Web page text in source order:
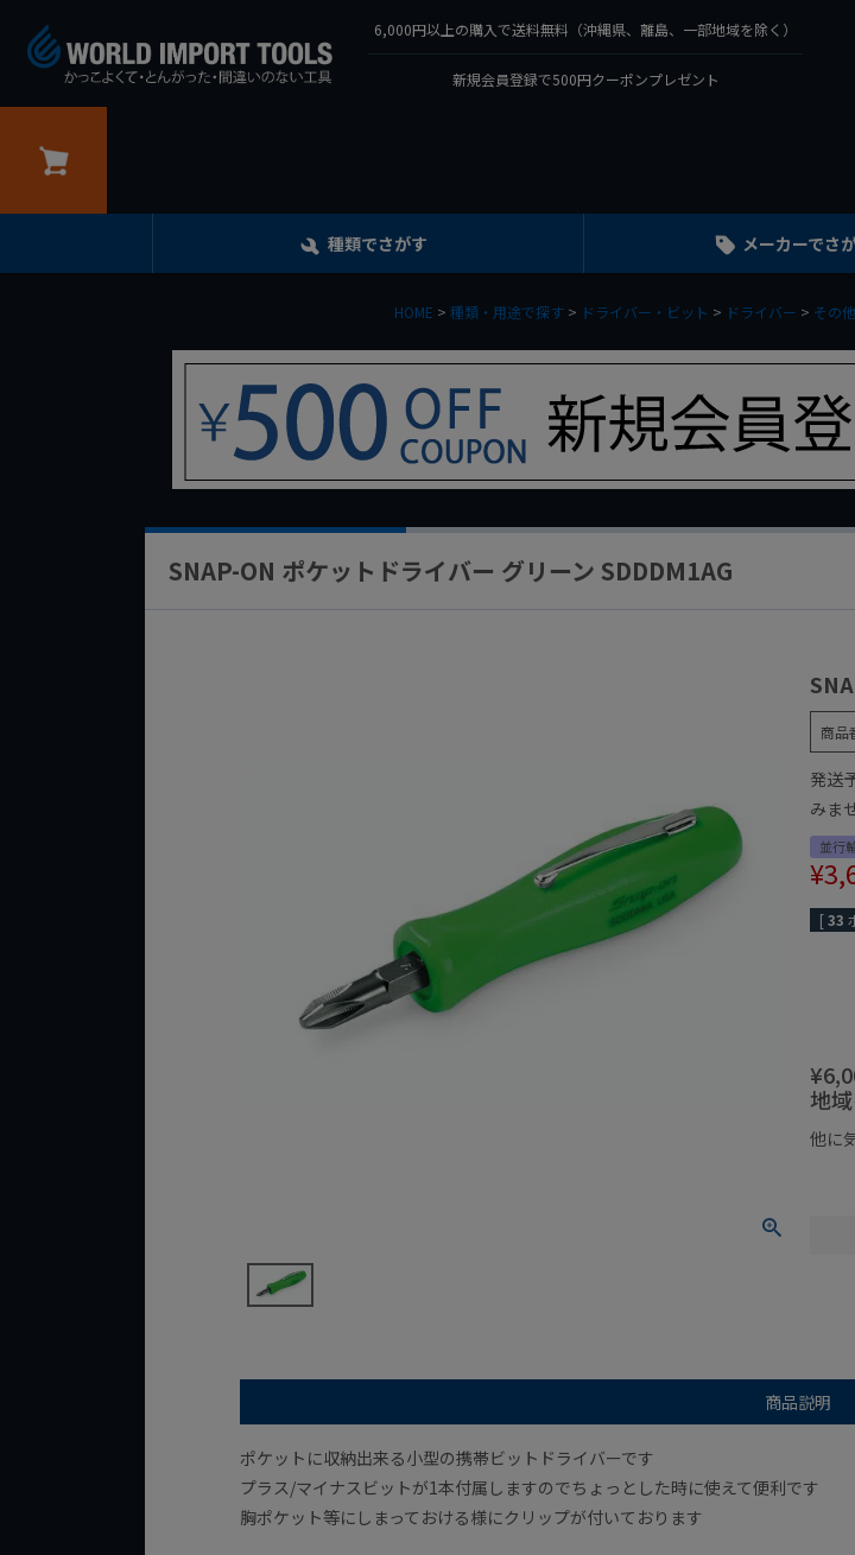
6,000円以上の購入で送料無料（沖縄県、離島、一部地域を除く）
新規会員登録で500円クーポンプレゼント
種類でさがす メーカーでさ
HOME 種類・用途で探す ドライバー・ビット ドライバー その他
SNAP-ON ポケットドライバー グリーン SDDDM1AG
商品
発送
みま
並行
¥
[33
地域
他に
商品説明
ポケットに収納出来る小型の携帯ビットドライバーです
プラス/マイナスビットが1本付属しますのでちょっとした時に使えて便利です
胸ポケット等にしまっておける様にクリップが付いております